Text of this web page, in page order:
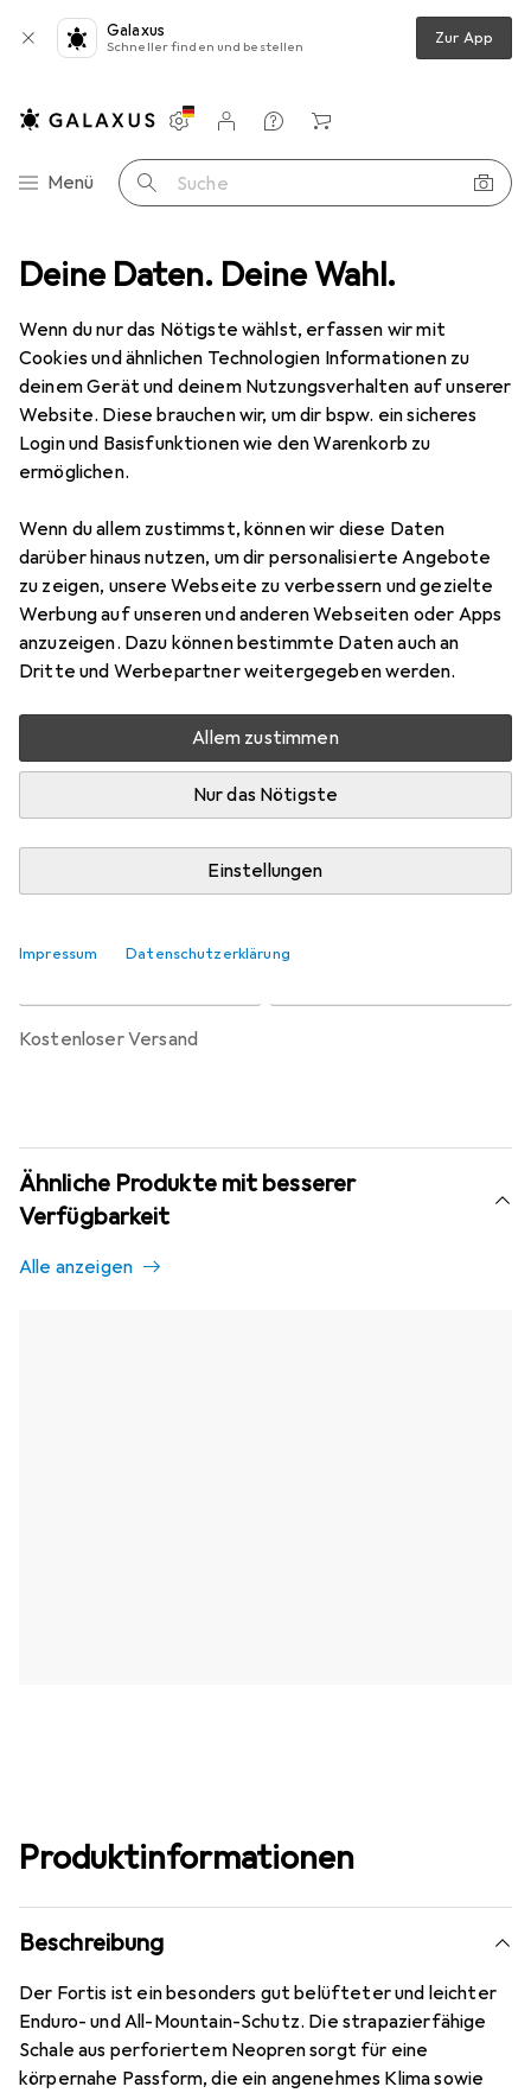
Deine Daten. Deine Wahl.
Wenn du nur das Nötigste wählst, erfassen wir mit
Cookies und ähnlichen Technologien Informationen zu
deinem Gerät und deinem Nutzungsverhalten auf unserer
Website. Diese brauchen wir, um dir bspw. ein sicheres
Login und Basisfunktionen wie den Warenkorb zu
ermöglichen.
Wenn du allem zustimmst, können wir diese Daten
darüber hinaus nutzen, um dir personalisierte Angebote
zu zeigen, unsere Webseite zu verbessern und gezielte
Werbung auf unseren und anderen Webseiten oder Apps
anzuzeigen. Dazu können bestimmte Daten auch an
Dritte und Werbepartner weitergegeben werden.
Allem zustimmen
Nur das Nötigste
Einstellungen
Impressum Datenschutzerklärung
Galaxus
Schneller finden und bestellen Zur App
Navigation nach Kategorien
Menü Suche
Einstellungen
Kundenkonto
Vergleichslisten
Merklisten
Warenkorb
Sport Bike Protektoren 100% Fortis Elbow Guards
3 Bilder
100%Fortis Elbow Guards
Preis in EUR inkl. MwSt.
EUR
60,58
1
Bewertungen Marke
Mehr von 100%
Zwischen Di, 1.9. und Sa, 12.9. geliefert
Mehr als 10 Stück an Lager beim Lieferanten
Benachrichtigen, wenn schneller verfügbar
Lieferort angeben für genaue Lieferzeit
kostenloser Versand
Ähnliche Produkte mit besserer
Verfügbarkeit
Alle anzeigen
Produktinformationen
Beschreibung
Der Fortis ist ein besonders gut belüfteter und leichter
Enduro- und All-Mountain-Schutz. Die strapazierfähige
Schale aus perforiertem Neopren sorgt für eine
körpernahe Passform, die ein angenehmes Klima sowie